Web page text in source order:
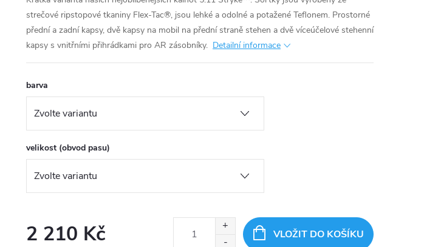
strečové ripstopové tkaniny Flex-Tac®, jsou lehké a odolné a potažené Teflonem. Prostorné
přední a zadní kapsy, dvě kapsy na mobil na přední straně stehen a dvě víceúčelové stehenní
kapsy s vnitřními přihrádkami pro AR zásobníky. Detailní informace
barva
velikost (obvod pasu)
2 210 Kč VLOŽIT DO KOŠÍKU